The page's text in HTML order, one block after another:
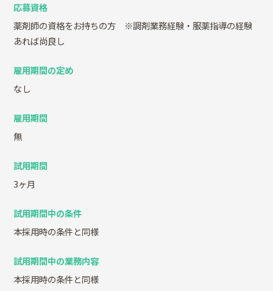
応募資格
薬剤師の資格をお持ちの方 ※調剤業務経験・服薬指導の経験
あれば尚良し
雇用期間の定め
なし
雇用期間
無
試用期間
3ヶ月
試用期間中の条件
本採用時の条件と同様
試用期間中の業務内容
本採用時の条件と同様